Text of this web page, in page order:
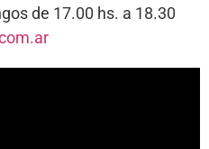
de 17.00 hs. a 18.30